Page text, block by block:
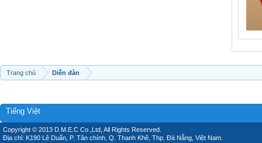
Trang chủ Diễn đàn
Tiếng Việt
Copyright © 2013 D.M.E.C Co.,Ltd, All Rights Reserved.
Địa chỉ: K190 Lê Duẩn, P. Tân chính, Q. Thanh Khê, Thp. Đà Nẵng, Việt Nam.